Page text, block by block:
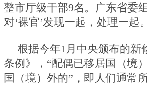
整市厅级干部9名。广东省委
对‘裸官’发现一起，处理一起
根据今年1月中央颁布的新
条例》，“配偶已移居国（境
国（境）外的”，即人们通常